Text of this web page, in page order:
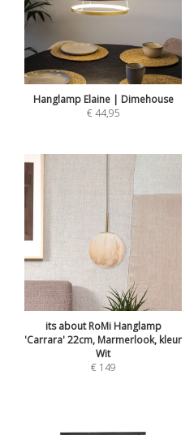
Hanglamp Elaine | Dimehouse
€44,95
its about RoMi Hanglamp
'Carrara' 22cm, Marmerlook, kleur
Wit
€ 149